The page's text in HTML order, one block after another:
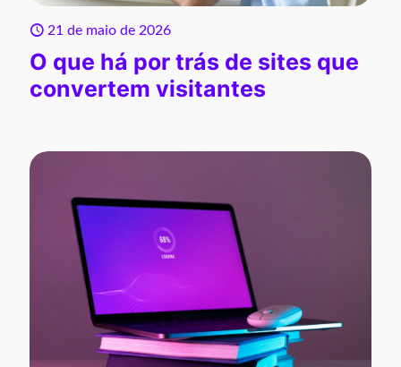
21 de maio de 2026
O que há por trás de sites que
convertem visitantes